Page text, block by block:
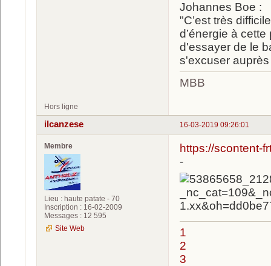
Johannes Boe :
"C’est très
d’énergie à
d'essayer de le
s'excuser
MBB
Hors ligne
16-03-2019 09:26:01
ilcanzese
Membre
Lieu : haute patate - 70
Inscription : 16-02-2009
Messages : 12 595
Site Web
https://scontent-
-
1
2
3